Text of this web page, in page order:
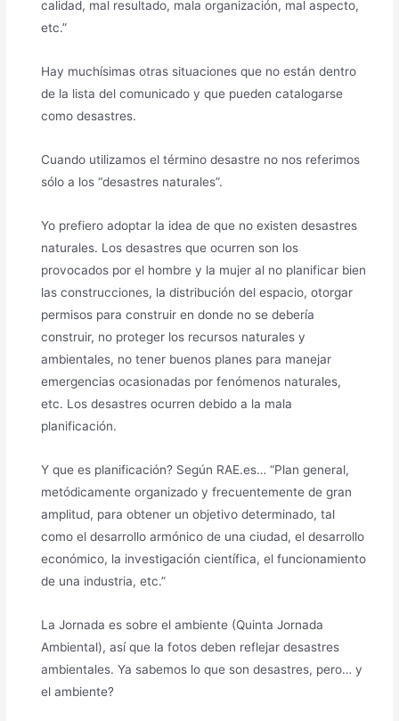
calidad, mal resultado, mala organización, mal aspecto,
etc.”
Hay muchísimas otras situaciones que no están dentro
de la lista del comunicado y que pueden catalogarse
como desastres.
Cuando utilizamos el término desastre no nos referimos
sólo a los “desastres naturales”.
Yo prefiero adoptar la idea de que no existen desastres
naturales. Los desastres que ocurren son los
provocados por el hombre y la mujer al no planificar bien
las construcciones, la distribución del espacio, otorgar
permisos para construir en donde no se debería
construir, no proteger los recursos naturales y
ambientales, no tener buenos planes para manejar
emergencias ocasionadas por fenómenos naturales,
etc. Los desastres ocurren debido a la mala
planificación.
Y que es planificación? Según RAE.es… “Plan general,
metódicamente organizado y frecuentemente de gran
amplitud, para obtener un objetivo determinado, tal
como el desarrollo armónico de una ciudad, el desarrollo
económico, la investigación científica, el funcionamiento
de una industria, etc.”
La Jornada es sobre el ambiente (Quinta Jornada
Ambiental), así que la fotos deben reflejar desastres
ambientales. Ya sabemos lo que son desastres, pero… y
el ambiente?